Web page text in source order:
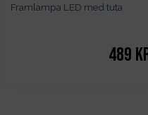
Framlampa LED med tuta
489